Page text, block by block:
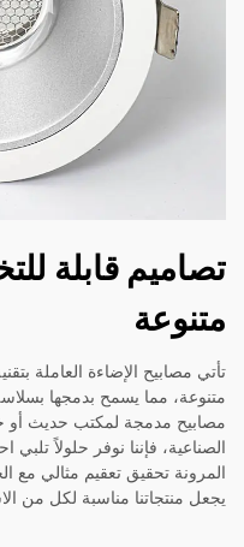
تصاميم قابلة
متنوعة
متنوعة، مما يسمح بدمجها
مصابيح مدمجة لمكتب حديث أو
الصناعية، فإننا نوفر حلولاً
المرونة تحقيق تعقيم مثالي مع
يجعل منتجاتنا مناسبة لكل من